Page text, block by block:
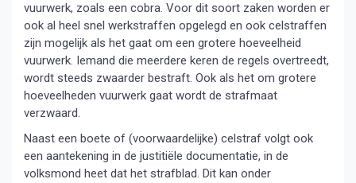
vuurwerk, zoals een cobra. Voor dit soort zaken worden er
ook al heel snel werkstraffen opgelegd en ook celstraffen
zijn mogelijk als het gaat om een grotere hoeveelheid
vuurwerk. Iemand die meerdere keren de regels overtreedt,
wordt steeds zwaarder bestraft. Ook als het om grotere
hoeveelheden vuurwerk gaat wordt de strafmaat
verzwaard.
Naast een boete of (voorwaardelijke) celstraf volgt ook
een aantekening in de justitiële documentatie, in de
volksmond heet dat het strafblad. Dit kan onder